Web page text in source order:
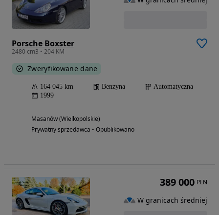
Porsche Boxster
2480 cm3 • 204 KM
Zweryfikowane dane
164 045 km Benzyna
Automatyczna
1999
Masanów (Wielkopolskie)
Prywatny sprzedawca • Opublikowano
389 000 PLN
W granicach średniej